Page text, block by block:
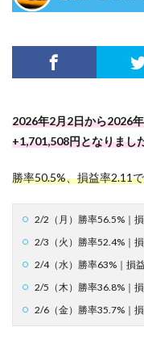
2026年2月2日から2026
+1,701,508円となりまし
勝率50.5%、損益率2.11
2/2（月）勝率56.5%｜
2/3（火）勝率52.4%｜
2/4（水）勝率63%｜損
2/5（木）勝率36.8%｜
2/6（金）勝率35.7%｜